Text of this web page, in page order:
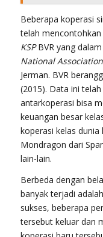
Beberapa koperasi
telah
KSPBVR yang
National
Jerman. BVR
(2015). Data ini
antarkoperasi bisa
keuangan besar
koperasi kelas dunia
Mondragon dari
lain-lain.
Berbeda dengan
banyak terjadi
sukses, beberapa
tersebut keluar dan